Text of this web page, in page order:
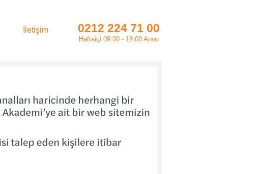
İletişim 0212 224 71 00
Haftaiçi 09:00 - 18:00 Arası